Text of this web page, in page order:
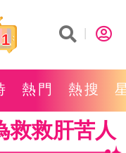
1
熱門 熱搜
救救肝苦人